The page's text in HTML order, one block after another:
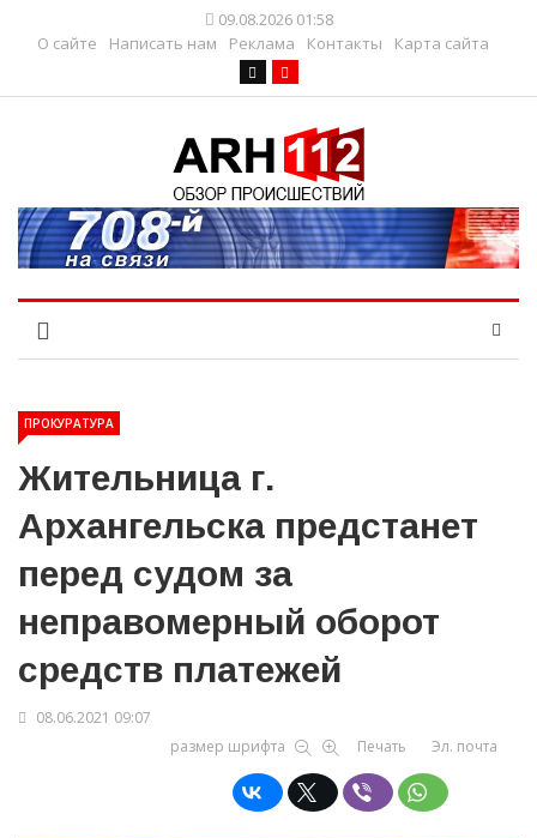
09.08.2026 01:58
О сайте
Написать нам Реклама Контакты Карта сайта
ПРОКУРАТУРА
Жительница г.
Архангельска предстанет
перед судом за
неправомерный оборот
средств платежей
08.06.2021 09:07
размер шрифта
Печать Эл. почта